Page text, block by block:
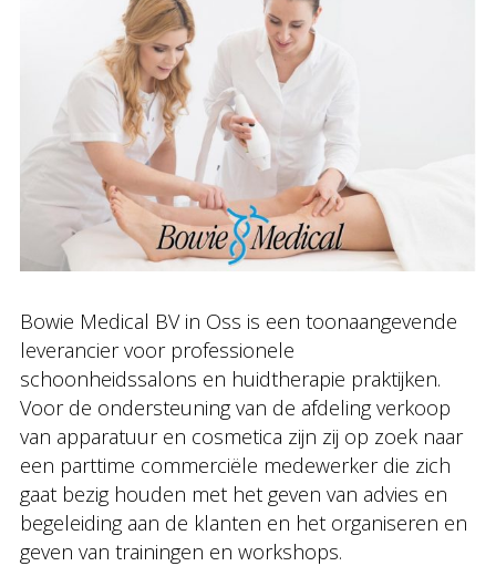
Bowie Medical BV in Oss is een toonaangevende
leverancier voor professionele
schoonheidssalons en huidtherapie praktijken.
Voor de ondersteuning van de afdeling verkoop
van apparatuur en cosmetica zijn zij op zoek naar
een parttime commerciële medewerker die zich
gaat bezig houden met het geven van advies en
begeleiding aan de klanten en het organiseren en
geven van trainingen en workshops.